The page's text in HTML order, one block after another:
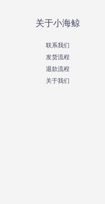
关于小海鲸
联系我们
发货流程
退款流程
关于我们